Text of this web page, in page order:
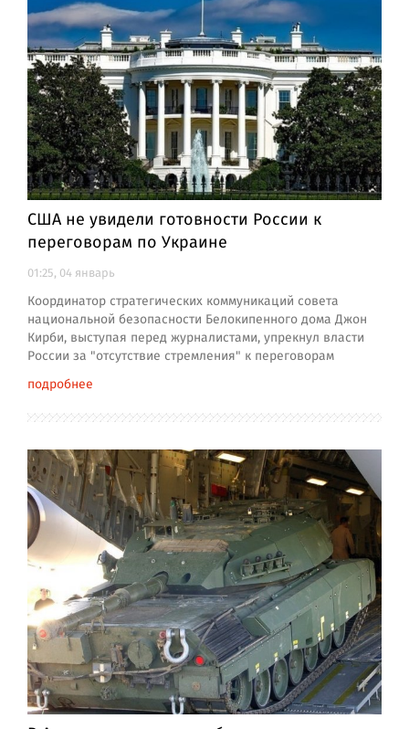
США не увидели готовности России к
переговорам по Украине
01:25, 04 январь
Координатор стратегических коммуникаций совета
национальной безопасности Белокипенного дома Джон
Кирби, выступая перед журналистами, упрекнул власти
России за "отсутствие стремления" к переговорам
подробнее